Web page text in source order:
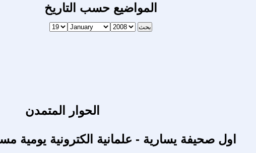
المواضيع حسب التاريخ
الحوار المتمدن
اول صحيفة يسارية - علمانية الكترونية يومية